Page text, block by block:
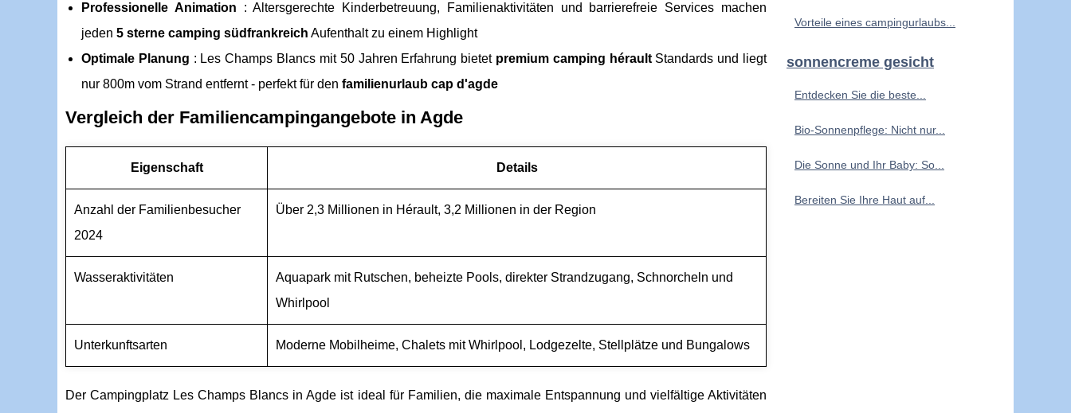
Professionelle Animation : Altersgerechte Kinderbetreuung, Familienaktivitäten und barrierefreie Services machen
jeden 5 sterne camping südfrankreich Aufenthalt zu einem Highlight
Optimale Planung : Les Champs Blancs mit 50 Jahren Erfahrung bietet premium camping héraultStandards und liegt
nur 800m vom Strand entfernt - perfekt für den familienurlaub cap d'agde
Vergleich der Familiencampingangebote in Agde
Eigenschaft Details
Anzahl der Familienbesucher
2024
Über 2,3 Millionen in Hérault, 3,2 Millionen in der Region
Wasseraktivitäten
Aquapark mit Rutschen, beheizte Pools, direkter Strandzugang, Schnorcheln und
Whirlpool
Unterkunftsarten Moderne Mobilheime, Chalets mit Whirlpool, Lodgezelte, Stellplätze und Bungalows
Der Campingplatz Les Champs Blancs in Agde ist ideal für Familien, die maximale Entspannung und vielfältige Aktivitäten
Vorteile eines campingurlaubs...
sonnencreme gesicht
Entdecken Sie die beste...
Bio-Sonnenpflege: Nicht nur...
Die Sonne und Ihr Baby: So...
Bereiten Sie Ihre Haut auf...